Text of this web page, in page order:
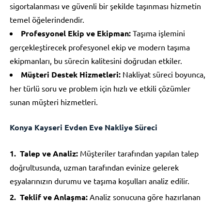
sigortalanması ve güvenli bir şekilde taşınması hizmetin
temel öğelerindendir.
Profesyonel Ekip ve Ekipman: Taşıma işlemini
gerçekleştirecek profesyonel ekip ve modern taşıma
ekipmanları, bu sürecin kalitesini doğrudan etkiler.
Müşteri Destek Hizmetleri: Nakliyat süreci boyunca,
her türlü soru ve problem için hızlı ve etkili çözümler
sunan müşteri hizmetleri.
Konya Kayseri Evden Eve Nakliye Süreci
Talep ve Analiz: Müşteriler tarafından yapılan talep
doğrultusunda, uzman tarafından evinize gelerek
eşyalarınızın durumu ve taşıma koşulları analiz edilir.
Teklif ve Anlaşma: Analiz sonucuna göre hazırlanan